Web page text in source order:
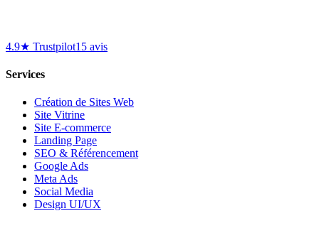
4.9★ Trustpilot15 avis
Services
Création de Sites Web
Site Vitrine
Site E-commerce
Landing Page
SEO & Référencement
Google Ads
Meta Ads
Social Media
Design UI/UX